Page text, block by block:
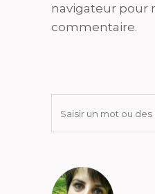
navigateur pour
commentaire.